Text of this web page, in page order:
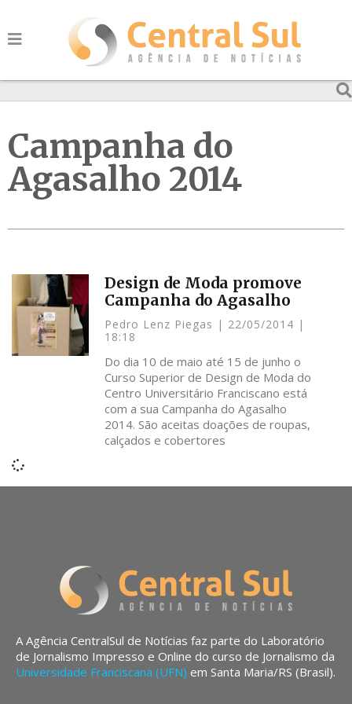
Campanha do
Agasalho 2014
Design de Moda promove
Campanha do Agasalho
Pedro Lenz Piegas
22/05/2014
18:18
Do dia 10 de maio até 15 de junho o
Curso Superior de Design de Moda do
Centro Universitário Franciscano está
com a sua Campanha do Agasalho
2014. São aceitas doações de roupas,
calçados e cobertores
A Agência CentralSul de Notícias faz parte do Laboratório
de Jornalismo Impresso e Online do curso de Jornalismo da
Universidade Franciscana (UFN) em Santa Maria/RS (Brasil).